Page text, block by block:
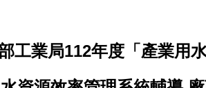
工業局112年度「產業用